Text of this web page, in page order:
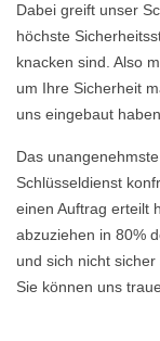
Dabei greift unser
höchste
knacken sind. Also
um Ihre Sicherheit
uns eingebaut
Das
Schlüsseldienst
einen Auftrag erteilt
abzuziehen in 80%
und sich nicht
Sie können uns